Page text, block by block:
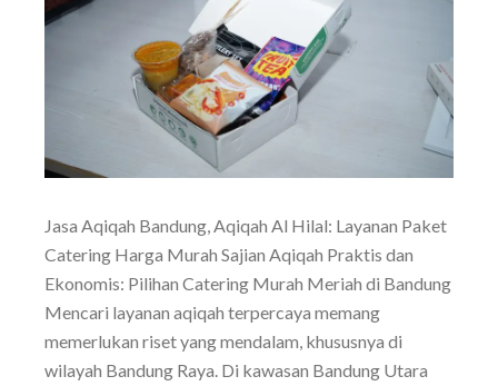
Jasa Aqiqah Bandung, Aqiqah Al Hilal: Layanan Paket
Catering Harga Murah Sajian Aqiqah Praktis dan
Ekonomis: Pilihan Catering Murah Meriah di Bandung
Mencari layanan aqiqah terpercaya memang
memerlukan riset yang mendalam, khususnya di
wilayah Bandung Raya. Di kawasan Bandung Utara